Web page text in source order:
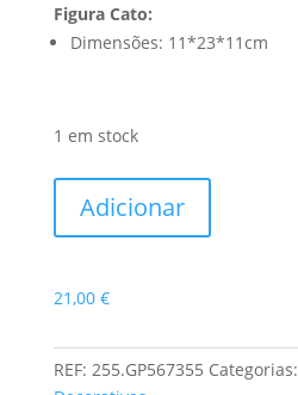
Figura Cato:
Dimensões: 11*23*11cm
1 em stock
Figura
Adicionar
21,00 €
REF: 255.GP567355 Categorias: